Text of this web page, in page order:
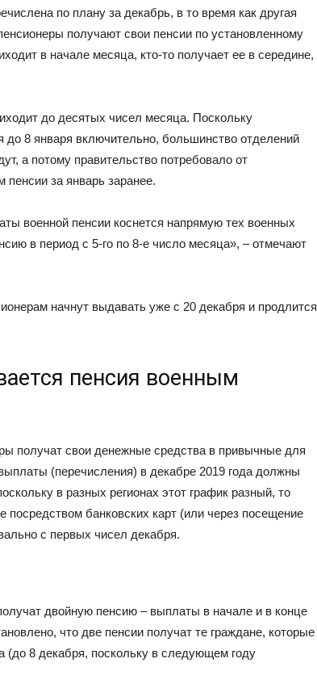
по плану за декабрь, в то время как другая
получают свои пенсии по установленному
в начале месяца, кто-то получает ее в середине,
до десятых чисел месяца. Поскольку
до 8 января включительно, большинство отделений
а потому правительство потребовало от
за январь заранее.
военной пенсии коснется напрямую тех военных
в период с 5-го по 8-е число месяца», – отмечают
начнут выдавать уже с 20 декабря и продлится
пенсия военным
получат свои денежные средства в привычные для
(перечисления) в декабре 2019 года должны
в разных регионах этот график разный, то
банковских карт (или через посещение
с первых чисел декабря.
двойную пенсию – выплаты в начале и в конце
что две пенсии получат те граждане, которые
8 декабря, поскольку в следующем году